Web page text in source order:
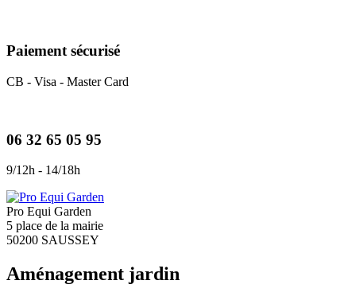
Paiement sécurisé
CB - Visa - Master Card
06 32 65 05 95
9/12h - 14/18h
Pro Equi Garden
5 place de la mairie
50200 SAUSSEY
Aménagement jardin